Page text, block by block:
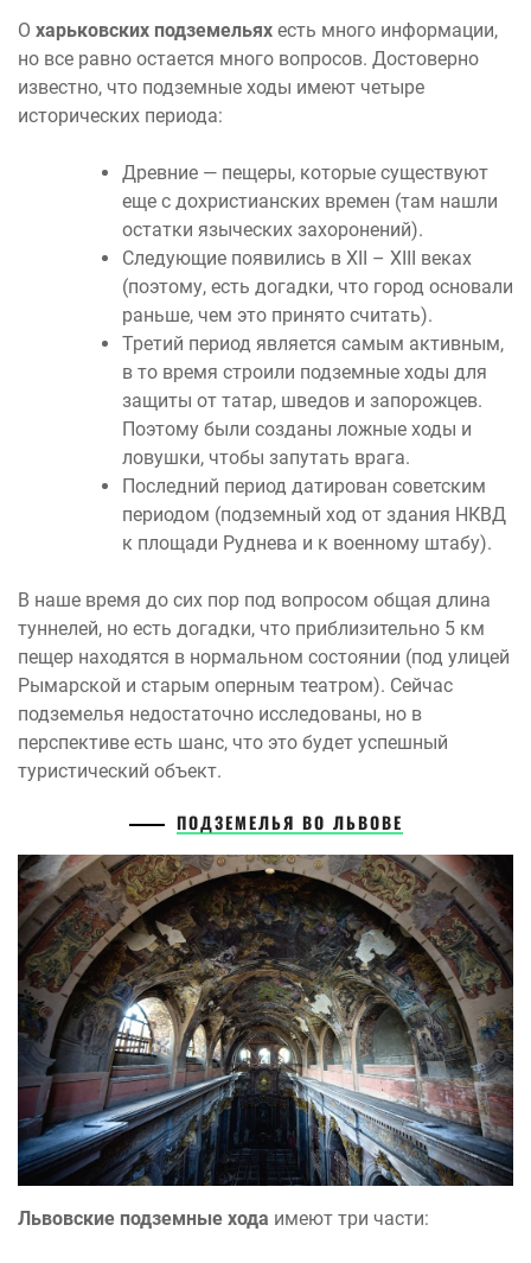
О харьковских подземельях есть много информации,
но все равно остается много вопросов. Достоверно
известно, что подземные ходы имеют четыре
исторических периода:
Древние — пещеры, которые существуют
еще с дохристианских времен (там нашли
остатки языческих захоронений).
Следующие появились в XII – XIII веках
(поэтому, есть догадки, что город основали
раньше, чем это принято считать).
Третий период является самым активным,
в то время строили подземные ходы для
защиты от татар, шведов и запорожцев.
Поэтому были созданы ложные ходы и
ловушки, чтобы запутать врага.
Последний период датирован советским
периодом (подземный ход от здания НКВД
к площади Руднева и к военному штабу).
В наше время до сих пор под вопросом общая длина
туннелей, но есть догадки, что приблизительно 5 км
пещер находятся в нормальном состоянии (под улицей
Рымарской и старым оперным театром). Сейчас
подземелья недостаточно исследованы, но в
перспективе есть шанс, что это будет успешный
туристический объект.
ПОДЗЕМЕЛЬЯ ВО ЛЬВОВЕ
Львовские подземные хода имеют три части: